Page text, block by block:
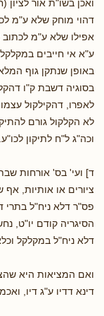
ואכן בשו"ת אור
דהוי מוחק שלא ע"מ
אפילו שלא ע"מ
ע"א אי חייבים
באופן שנתקן גוף
בסוגיה דשבת ק"ו
לאפרו, דהקילקול
לא הקלקול גורם
וכה"ג ל"ח לתיקון לכו"ע.
ד] ועי' בס' אורחות
ציורים או אותיות, אף
פס"ר דלא ניח"ל בתרי
הסיגריה קודם יו"ט,
דלא ניח"ל במקלקל
ואם המציאות היא
דינא דדיו ע"ג דיו,